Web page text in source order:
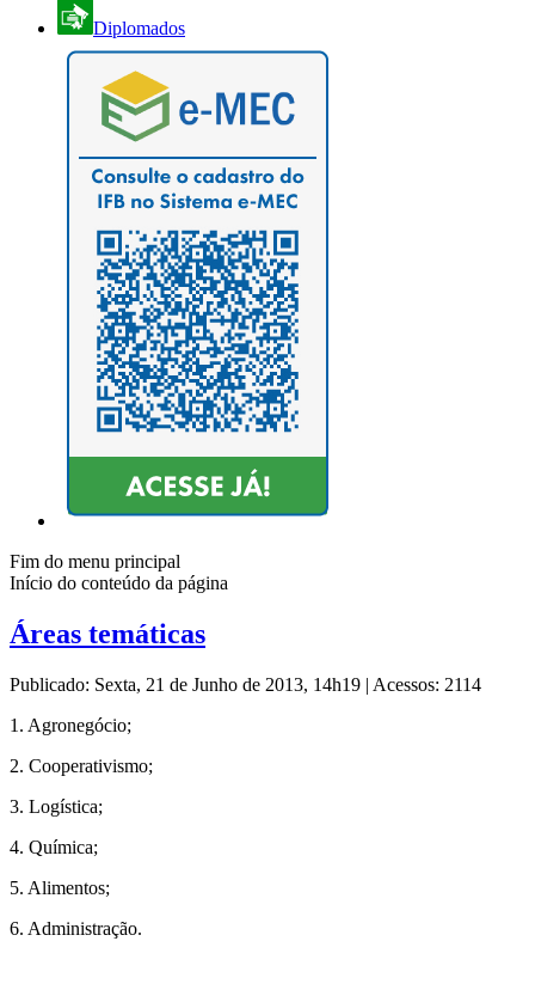
Diplomados
Fim do menu principal
Início do conteúdo da página
Áreas temáticas
Publicado: Sexta, 21 de Junho de 2013, 14h19 | Acessos: 2114
1. Agronegócio;
2. Cooperativismo;
3. Logística;
4. Química;
5. Alimentos;
6. Administração.